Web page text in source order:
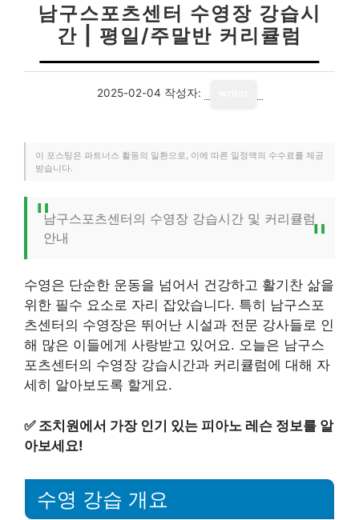
남구스포츠센터 수영장 강습시
간 | 평일/주말반 커리큘럼
2025-02-04 작성자:
이 포스팅은 파트너스 활동의 일환으로, 이에 따른 일정액의 수수료를 제공
받습니다.
남구스포츠센터의 수영장 강습시간 및 커리큘럼
안내
수영은 단순한 운동을 넘어서 건강하고 활기찬 삶을
위한 필수 요소로 자리 잡았습니다. 특히 남구스포
츠센터의 수영장은 뛰어난 시설과 전문 강사들로 인
해 많은 이들에게 사랑받고 있어요. 오늘은 남구스
포츠센터의 수영장 강습시간과 커리큘럼에 대해 자
세히 알아보도록 할게요.
✅ 조치원에서 가장 인기 있는 피아노 레슨 정보를 알
아보세요!
수영 강습 개요